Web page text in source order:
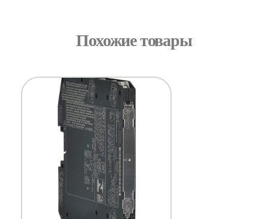
Похожие товары